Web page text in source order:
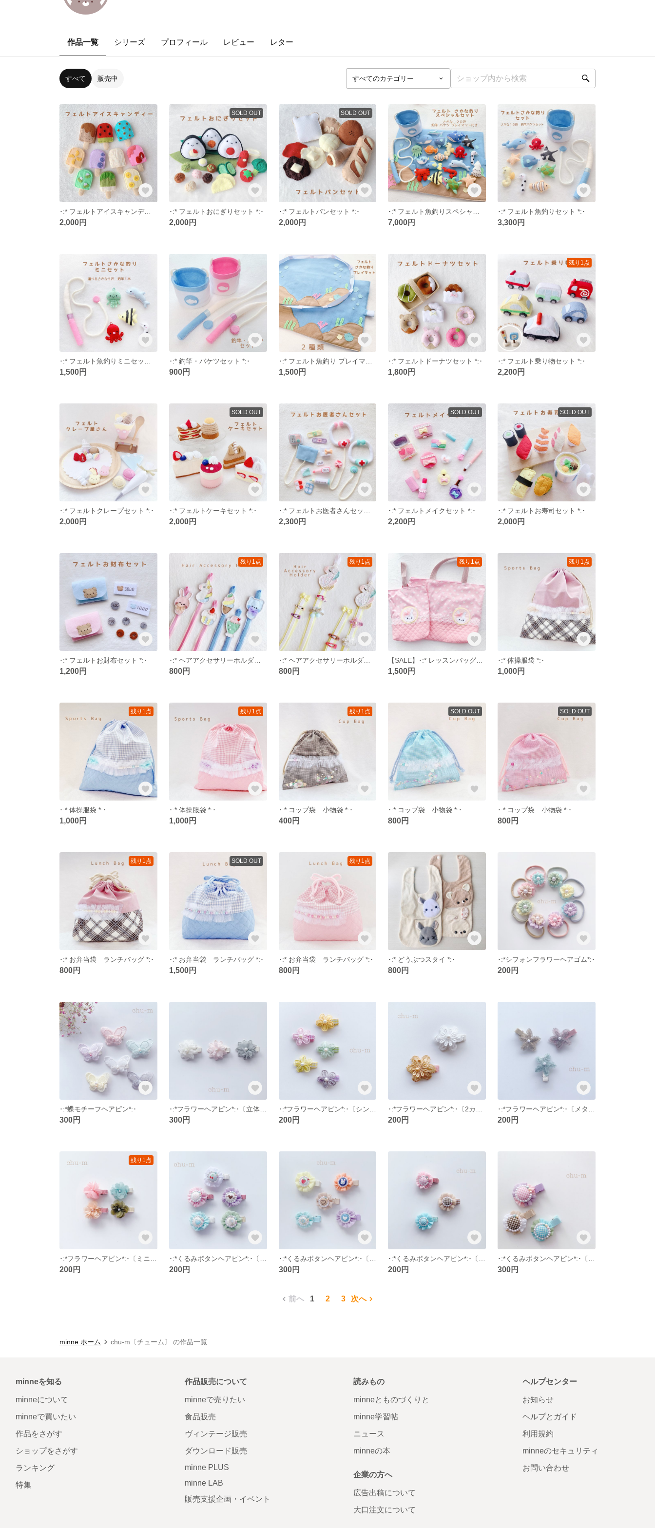
作品一覧 シリーズ プロフィール レビュー レター
すべて 販売中
･:* フェルトアイスキャンディー *:･
2,000円
SOLD OUT
･:* フェルトおにぎりセット *:･
2,000円
SOLD OUT
･:* フェルトパンセット *:･
2,000円 7,000円
･:* フェルト魚釣りセット *:･
3,300円
1,500円
･:* 釣竿・バケツセット *:･
900円 1,500円
･:* フェルトドーナツセット *:･
1,800円
残り1点
･:* フェルト乗り物セット *:･
2,200円
･:* フェルトクレープセット *:･
2,000円
SOLD OUT
･:* フェルトケーキセット *:･
2,000円 2,300円
SOLD OUT
･:* フェルトメイクセット *:･
2,200円
SOLD OUT
･:* フェルトお寿司セット *:･
2,000円
･:* フェルトお財布セット *:･
1,200円
残り1点
･:* ヘアアクセサリーホルダー *:･
800円
残り1点
･:* ヘアアクセサリーホルダー *:･
800円
残り1点
1,500円
残り1点
･:* 体操服袋 *:･
1,000円
残り1点
･:* 体操服袋 *:･
1,000円
残り1点
･:* 体操服袋 *:･
1,000円
残り1点
･:* コップ袋 小物袋 *:･
400円
SOLD OUT
･:* コップ袋 小物袋 *:･
800円
SOLD OUT
･:* コップ袋 小物袋 *:･
800円
残り1点
･:* お弁当袋 ランチバッグ *:･
800円
SOLD OUT
･:* お弁当袋 ランチバッグ *:･
1,500円
残り1点
･:* お弁当袋 ランチバッグ *:･
800円
･:* どうぶつスタイ *:･
800円
･:*シフォンフラワーヘアゴム*:･
200円
･:*蝶モチーフヘアピン*:･
300円
･:*フラワーヘアピン*:･〔立体レース〕
300円 200円 200円 200円
残り1点
200円 200円 300円 200円 300円
前へ 1 2 3 次へ
minne ホーム chu-m〔チューム〕 の作品一覧
minneを知る
minneについて
minneで買いたい
作品をさがす
ショップをさがす
ランキング
特集
作品販売について
minneで売りたい
食品販売
ヴィンテージ販売
ダウンロード販売
minne PLUS
minne LAB
販売支援企画・イベント
読みもの
minneとものづくりと
minne学習帖
ニュース
minneの本
企業の方へ
広告出稿について
大口注文について
ヘルプセンター
お知らせ
ヘルプとガイド
利用規約
minneのセキュリティ
お問い合わせ